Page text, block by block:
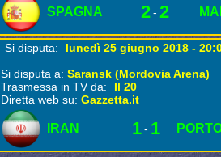
SPAGNA 2- 2
Si disputa:
lunedì 25 giugno 2018 -
Si disputa a: Saransk (Mordovia Arena)
Trasmessa in TV da:
Il 20
Diretta web su: Gazzetta.it
IRAN 1- 1